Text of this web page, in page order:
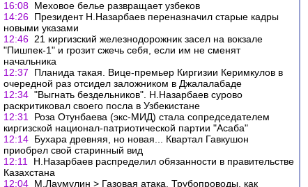
16:08 Меховое белье развращает узбеков
14:26 Президент Н.Назарбаев переназначил старые кадры
новыми указами
12:46 21 киргизский железнодорожник засел на вокзале
"Пишпек-1" и грозит сжечь себя, если им не сменят
начальника
12:37
Планида такая. Вице-премьер Киргизии Керимкулов в
очередной раз отсидел заложником в Джалалабаде
12:34 "Выгнать бездельников". Н.Назарбаев сурово
раскритиковал своего посла в Узбекистане
12:31
Роза Отунбаева (экс-МИД) стала сопредседателем
киргизской национал-патриотической партии "Асаба"
12:14 Бухара древняя, но новая... Квартал Гавкушон
приобрел свой старинный вид
12:11
Н.Назарбаев распределил обязанности в правительстве
Казахстана
12:04 М.Лаумулин > Газовая атака. Трубопроводы, как